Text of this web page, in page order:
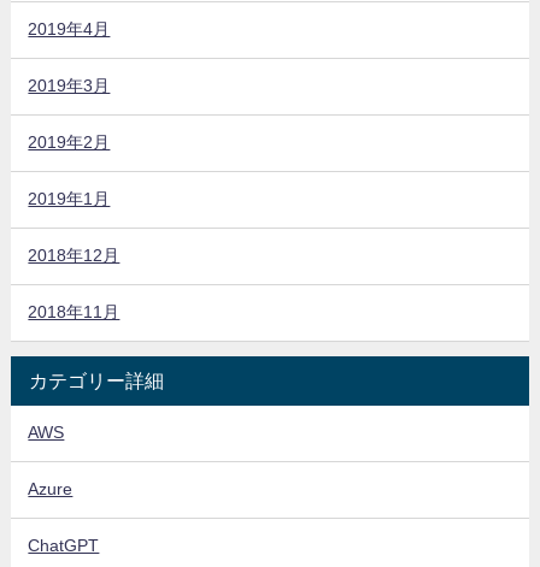
2019年4月
2019年3月
2019年2月
2019年1月
2018年12月
2018年11月
カテゴリー詳細
AWS
Azure
ChatGPT